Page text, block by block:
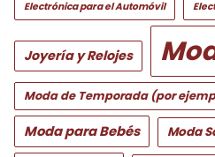
Electrónica para el Automóvil
Joyería y Relojes
Moda de Temporada (por
Moda para Bebés Moda